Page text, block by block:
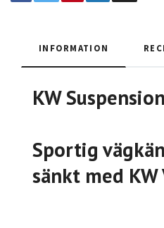
INFORMATION
KW
Sportig
sänkt med KW